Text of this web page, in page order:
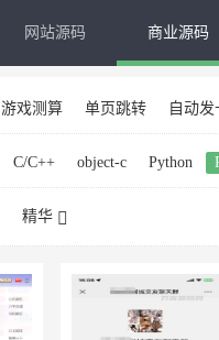
网站源码 商业源码
游戏测算 单页跳转 自动发
C/C++ object-c Python
精华